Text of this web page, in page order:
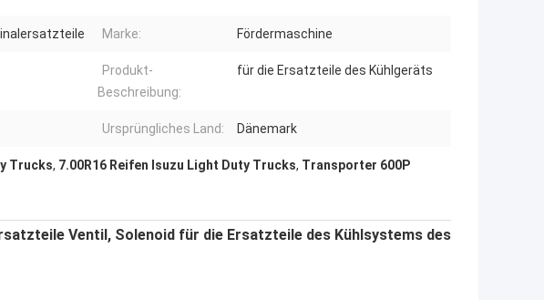
Marke: Fördermaschine
Produkt-
Beschreibung:
für die Ersatzteile des Kühlgeräts
Ursprüngliches Land: Dänemark
Trucks, 7.00R16 Reifen Isuzu Light Duty Trucks, Transporter 600P
Ventil, Solenoid für die Ersatzteile des Kühlsystems des